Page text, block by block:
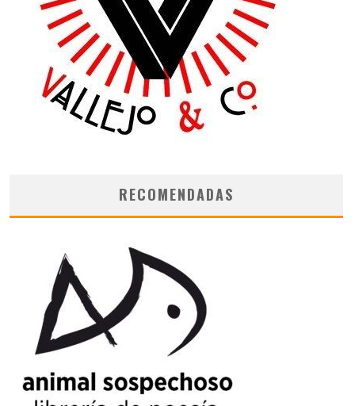
RECOMENDADAS